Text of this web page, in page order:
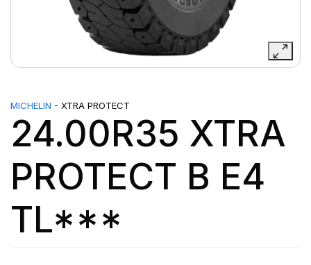
MICHELIN - XTRA PROTECT
24.00R35 XTRA
PROTECT B E4
TL***